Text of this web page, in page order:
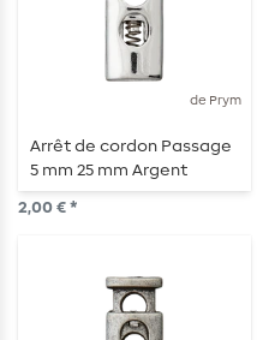
de Prym
Arrêt de cordon Passage
5 mm 25 mm Argent
Brillant
2,00 € *